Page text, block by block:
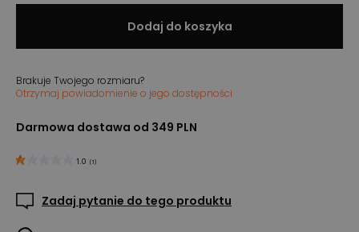
Dodaj do koszyka
Brakuje Twojego rozmiaru?
Otrzymaj powiadomienie o jego dostępności
Darmowa dostawa od 349 PLN
1.0 (1)
Zadaj pytanie do tego produktu